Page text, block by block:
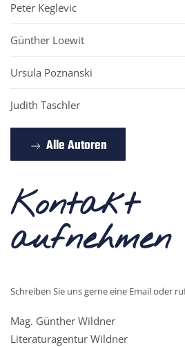
Peter Keglevic
Günther Loewit
Ursula Poznanski
Judith Taschler
Alle Autoren
Kontakt
aufnehmen
Schreiben Sie uns gerne eine Email oder
Mag. Günther Wildner
Literaturagentur Wildner